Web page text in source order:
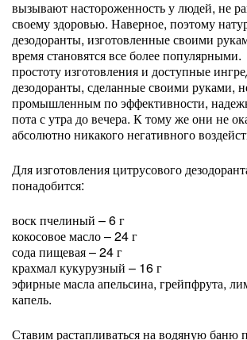
вызывают настороженность у людей, не
своему здоровью. Наверное, поэтому
дезодоранты, изготовленные своими
время становятся все более
простоту изготовления и доступные
дезодоранты, сделанные своими руками,
промышленным по эффективности,
пота с утра до вечера. К тому же они не
абсолютно никакого негативного
Для изготовления цитрусового
понадобится:
воск пчелиный – 6 г
кокосовое масло – 24 г
сода пищевая – 24 г
крахмал кукурузный – 16 г
эфирные масла апельсина, грейпфрута,
капель.
Ставим растапливаться на водяную баню